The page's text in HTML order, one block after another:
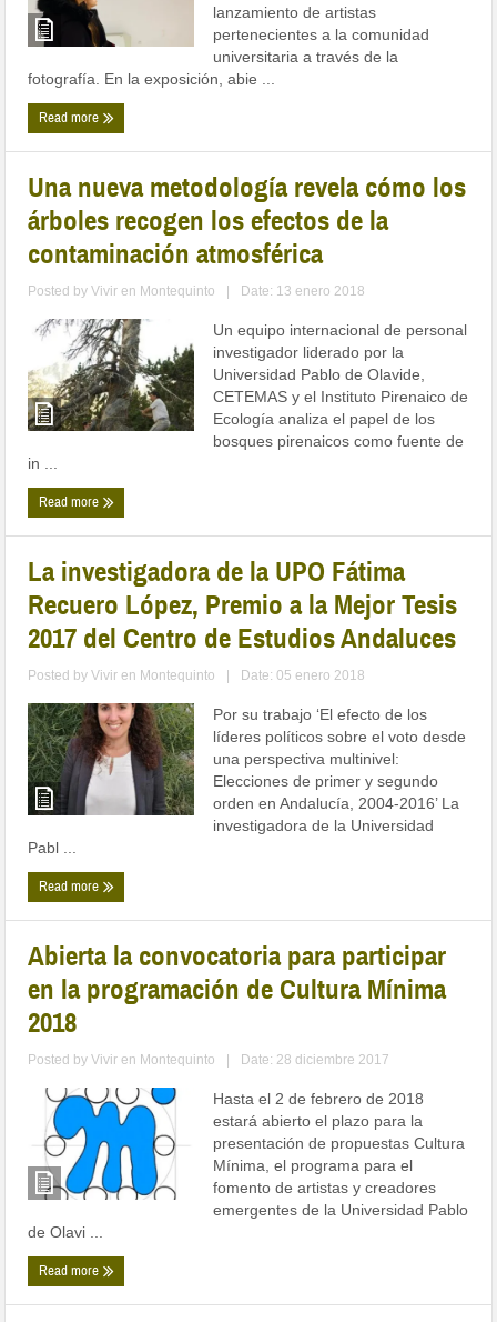
lanzamiento de artistas
pertenecientes a la comunidad
universitaria a través de la
fotografía. En la exposición, abie ...
Read more
Una nueva metodología revela cómo los
árboles recogen los efectos de la
contaminación atmosférica
Posted byVivir en Montequinto Date: 13 enero 2018
Un equipo internacional de personal
investigador liderado por la
Universidad Pablo de Olavide,
CETEMAS y el Instituto Pirenaico de
Ecología analiza el papel de los
bosques pirenaicos como fuente de
in ...
Read more
La investigadora de la UPO Fátima
Recuero López, Premio a la Mejor Tesis
2017 del Centro de Estudios Andaluces
Posted byVivir en Montequinto Date: 05 enero 2018
Por su trabajo ‘El efecto de los
líderes políticos sobre el voto desde
una perspectiva multinivel:
Elecciones de primer y segundo
orden en Andalucía, 2004-2016’ La
investigadora de la Universidad
Pabl ...
Read more
Abierta la convocatoria para participar
en la programación de Cultura Mínima
2018
Posted byVivir en Montequinto Date: 28 diciembre 2017
Hasta el 2 de febrero de 2018
estará abierto el plazo para la
presentación de propuestas Cultura
Mínima, el programa para el
fomento de artistas y creadores
emergentes de la Universidad Pablo
de Olavi ...
Read more